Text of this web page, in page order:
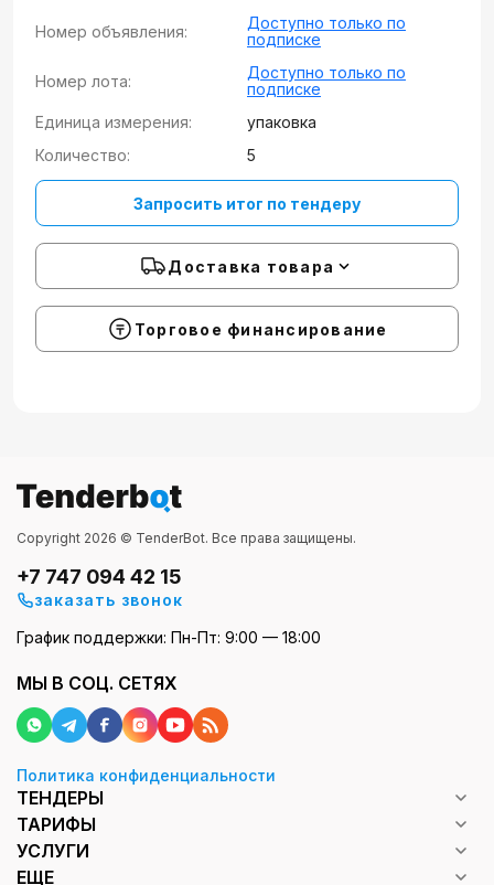
Номер объявления:
Доступно только по
подписке
Номер лота:
Доступно только по
подписке
Единица измерения:
упаковка
Количество:
5
Запросить итог по тендеру
Доставка товара
Торговое финансирование
Copyright 2026 © TenderBot. Все права защищены.
+7 747 094 42 15
заказать звонок
График поддержки: Пн-Пт: 9:00 — 18:00
МЫ В СОЦ. СЕТЯХ
Политика конфиденциальности
ТЕНДЕРЫ
ТАРИФЫ
УСЛУГИ
ЕЩЕ